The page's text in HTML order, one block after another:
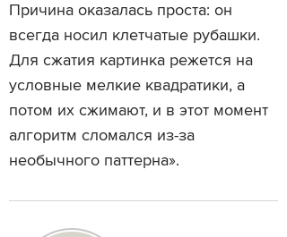
Причина оказалась проста: он
всегда носил клетчатые рубашки.
Для сжатия картинка режется на
условные мелкие квадратики, а
потом их сжимают, и в этот момент
алгоритм сломался из-за
необычного паттерна».